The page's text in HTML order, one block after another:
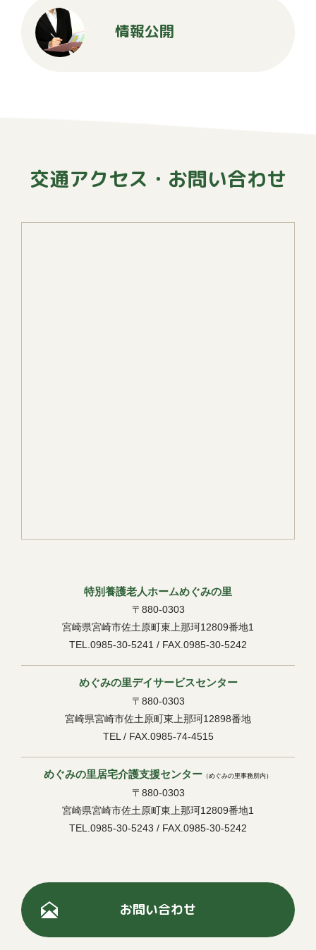
情報公開
交通アクセス・お問い合わせ
特別養護老人ホームめぐみの里
〒880-0303
宮崎県宮崎市佐土原町東上那珂12809番地1
TEL.0985-30-5241 / FAX.0985-30-5242
めぐみの里デイサービスセンター
〒880-0303
宮崎県宮崎市佐土原町東上那珂12898番地
TEL / FAX.0985-74-4515
めぐみの里居宅介護支援センター （めぐみの里事務所内）
〒880-0303
宮崎県宮崎市佐土原町東上那珂12809番地1
TEL.0985-30-5243 / FAX.0985-30-5242
お問い合わせ